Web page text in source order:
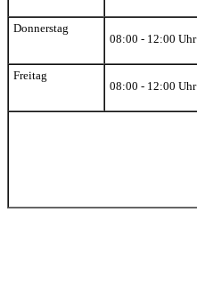
Donnerstag
08:00 - 12:00 Uhr
Freitag
08:00 - 12:00 Uhr